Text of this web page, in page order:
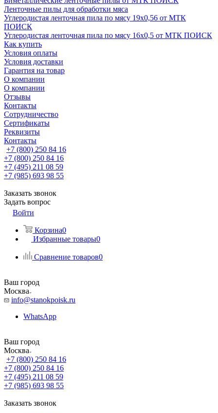
Ленточные пилы для обработки мяса
Углеродистая ленточная пила по мясу 19х0,56 от МТК
ПОИСК
Углеродистая ленточная пила по мясу 16х0,5 от МТК ПОИСК
Как купить
Условия оплаты
Условия доставки
Гарантия на товар
О компании
О компании
Отзывы
Контакты
Сотрудничество
Сертификаты
Реквизиты
Контакты
+7 (800) 250 84 16
+7 (800) 250 84 16
+7 (495) 211 08 59
+7 (985) 693 98 55
Заказать звонок
Задать вопрос
Войти
Корзина0
Избранные товары0
Сравнение товаров0
Ваш город
Москва
info@stanokpoisk.ru
WhatsApp
Ваш город
Москва
+7 (800) 250 84 16
+7 (800) 250 84 16
+7 (495) 211 08 59
+7 (985) 693 98 55
Заказать звонок